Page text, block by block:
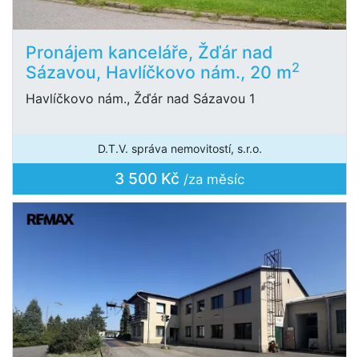
Pronájem kanceláře, Žďár nad
Sázavou, Havlíčkovo nám., 20 m2
Havlíčkovo nám., Žďár nad Sázavou 1
D.T.V. správa nemovitostí, s.r.o.
3 500 Kč /za měsíc